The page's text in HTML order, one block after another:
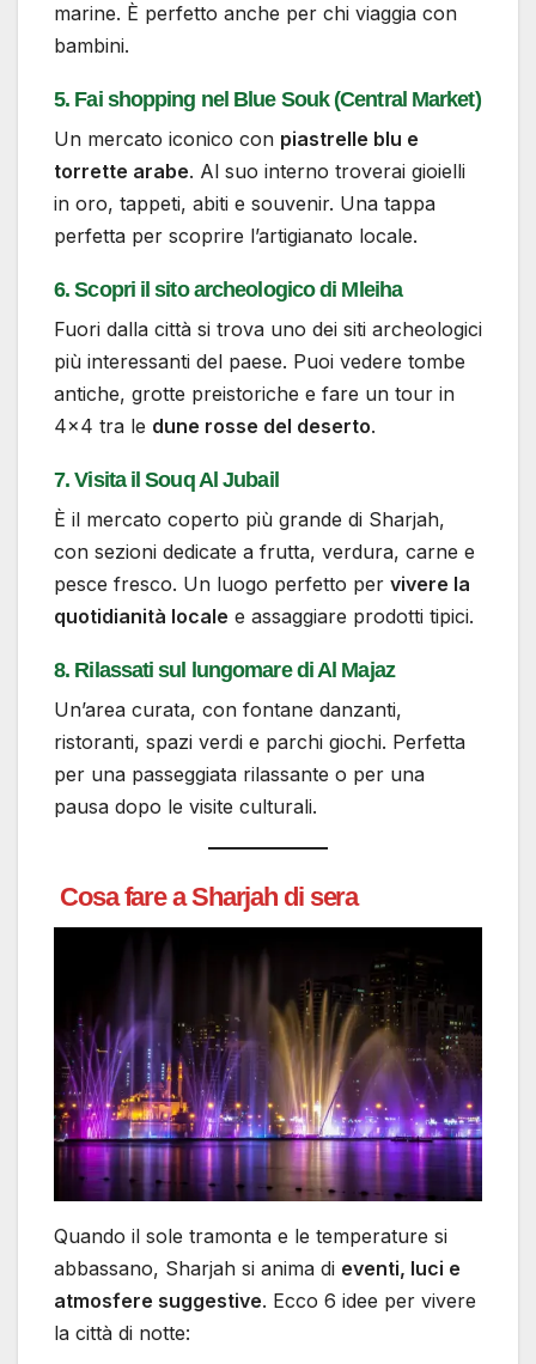
marine. È perfetto anche per chi viaggia con
bambini.
5. Fai shopping nel Blue Souk (Central Market)
Un mercato iconico con piastrelle blu e
torrette arabe. Al suo interno troverai gioielli
in oro, tappeti, abiti e souvenir. Una tappa
perfetta per scoprire l’artigianato locale.
6. Scopri il sito archeologico di Mleiha
Fuori dalla città si trova uno dei siti archeologici
più interessanti del paese. Puoi vedere tombe
antiche, grotte preistoriche e fare un tour in
4×4 tra le dune rosse del deserto.
7. Visita il Souq Al Jubail
È il mercato coperto più grande di Sharjah,
con sezioni dedicate a frutta, verdura, carne e
pesce fresco. Un luogo perfetto per vivere la
quotidianità locale e assaggiare prodotti tipici.
8. Rilassati sul lungomare di Al Majaz
Un’area curata, con fontane danzanti,
ristoranti, spazi verdi e parchi giochi. Perfetta
per una passeggiata rilassante o per una
pausa dopo le visite culturali.
Cosa fare a Sharjah di sera
Quando il sole tramonta e le temperature si
abbassano, Sharjah si anima di eventi, luci e
atmosfere suggestive. Ecco 6 idee per vivere
la città di notte: